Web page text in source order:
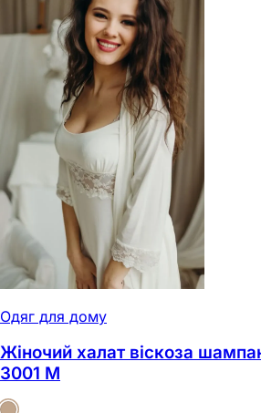
Одяг для дому
Жіночий халат віскоза
3001 M